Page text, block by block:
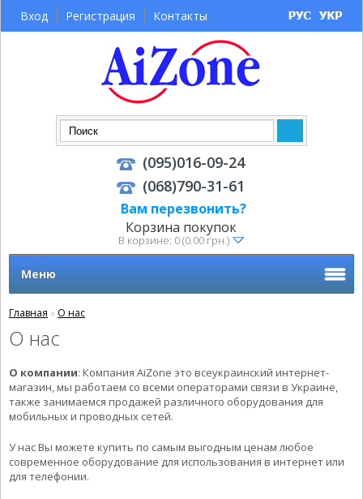
Корзина покупок
В корзине: 0 (0.00 грн.)
(095)016-09-24
(068)790-31-61
Вам перезвонить?
Вход Регистрация Контакты
Меню
Главная » О нас
О нас
О компании: Компания AiZone это всеукраинский интернет-
магазин, мы работаем со всеми операторами связи в Украине,
также занимаемся продажей различного оборудования для
мобильных и проводных сетей.
У нас Вы можете купить по самым выгодным ценам любое
современное оборудование для использования в интернет или
для телефонии.